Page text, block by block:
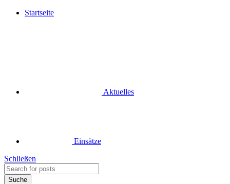
Startseite
Aktuelles
Einsätze
Schließen
Suche